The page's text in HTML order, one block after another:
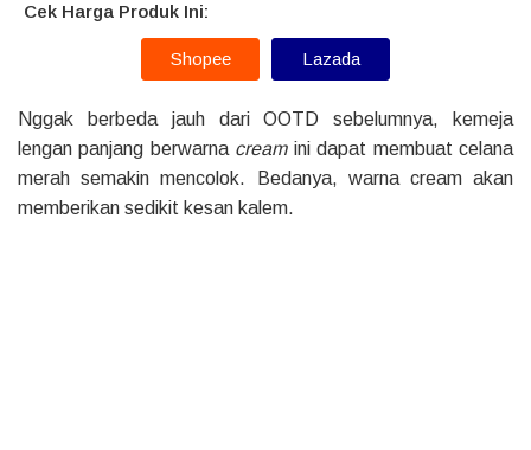
Cek Harga Produk Ini:
Shopee Lazada
Nggak berbeda jauh dari OOTD sebelumnya, kemeja
lengan panjang berwarna cream ini dapat membuat celana
merah semakin mencolok. Bedanya, warna cream akan
memberikan sedikit kesan kalem.